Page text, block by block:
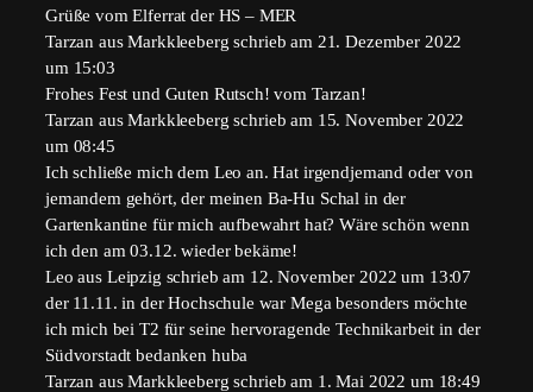
Grüße vom Elferrat der HS – MER
Tarzan aus Markkleeberg schrieb am 21. Dezember 2022
um 15:03
Frohes Fest und Guten Rutsch! vom Tarzan!
Tarzan aus Markkleeberg schrieb am 15. November 2022
um 08:45
Ich schließe mich dem Leo an. Hat irgendjemand oder von
jemandem gehört, der meinen Ba-Hu Schal in der
Gartenkantine für mich aufbewahrt hat? Wäre schön wenn
ich den am 03.12. wieder bekäme!
Leoaus Leipzig schrieb am 12. November 2022 um 13:07
der 11.11. in der Hochschule war Mega besonders möchte
ich mich bei T2 für seine hervoragende Technikarbeit in der
Südvorstadt bedanken huba
Tarzan aus Markkleeberg schrieb am 1. Mai 2022 um 18:49